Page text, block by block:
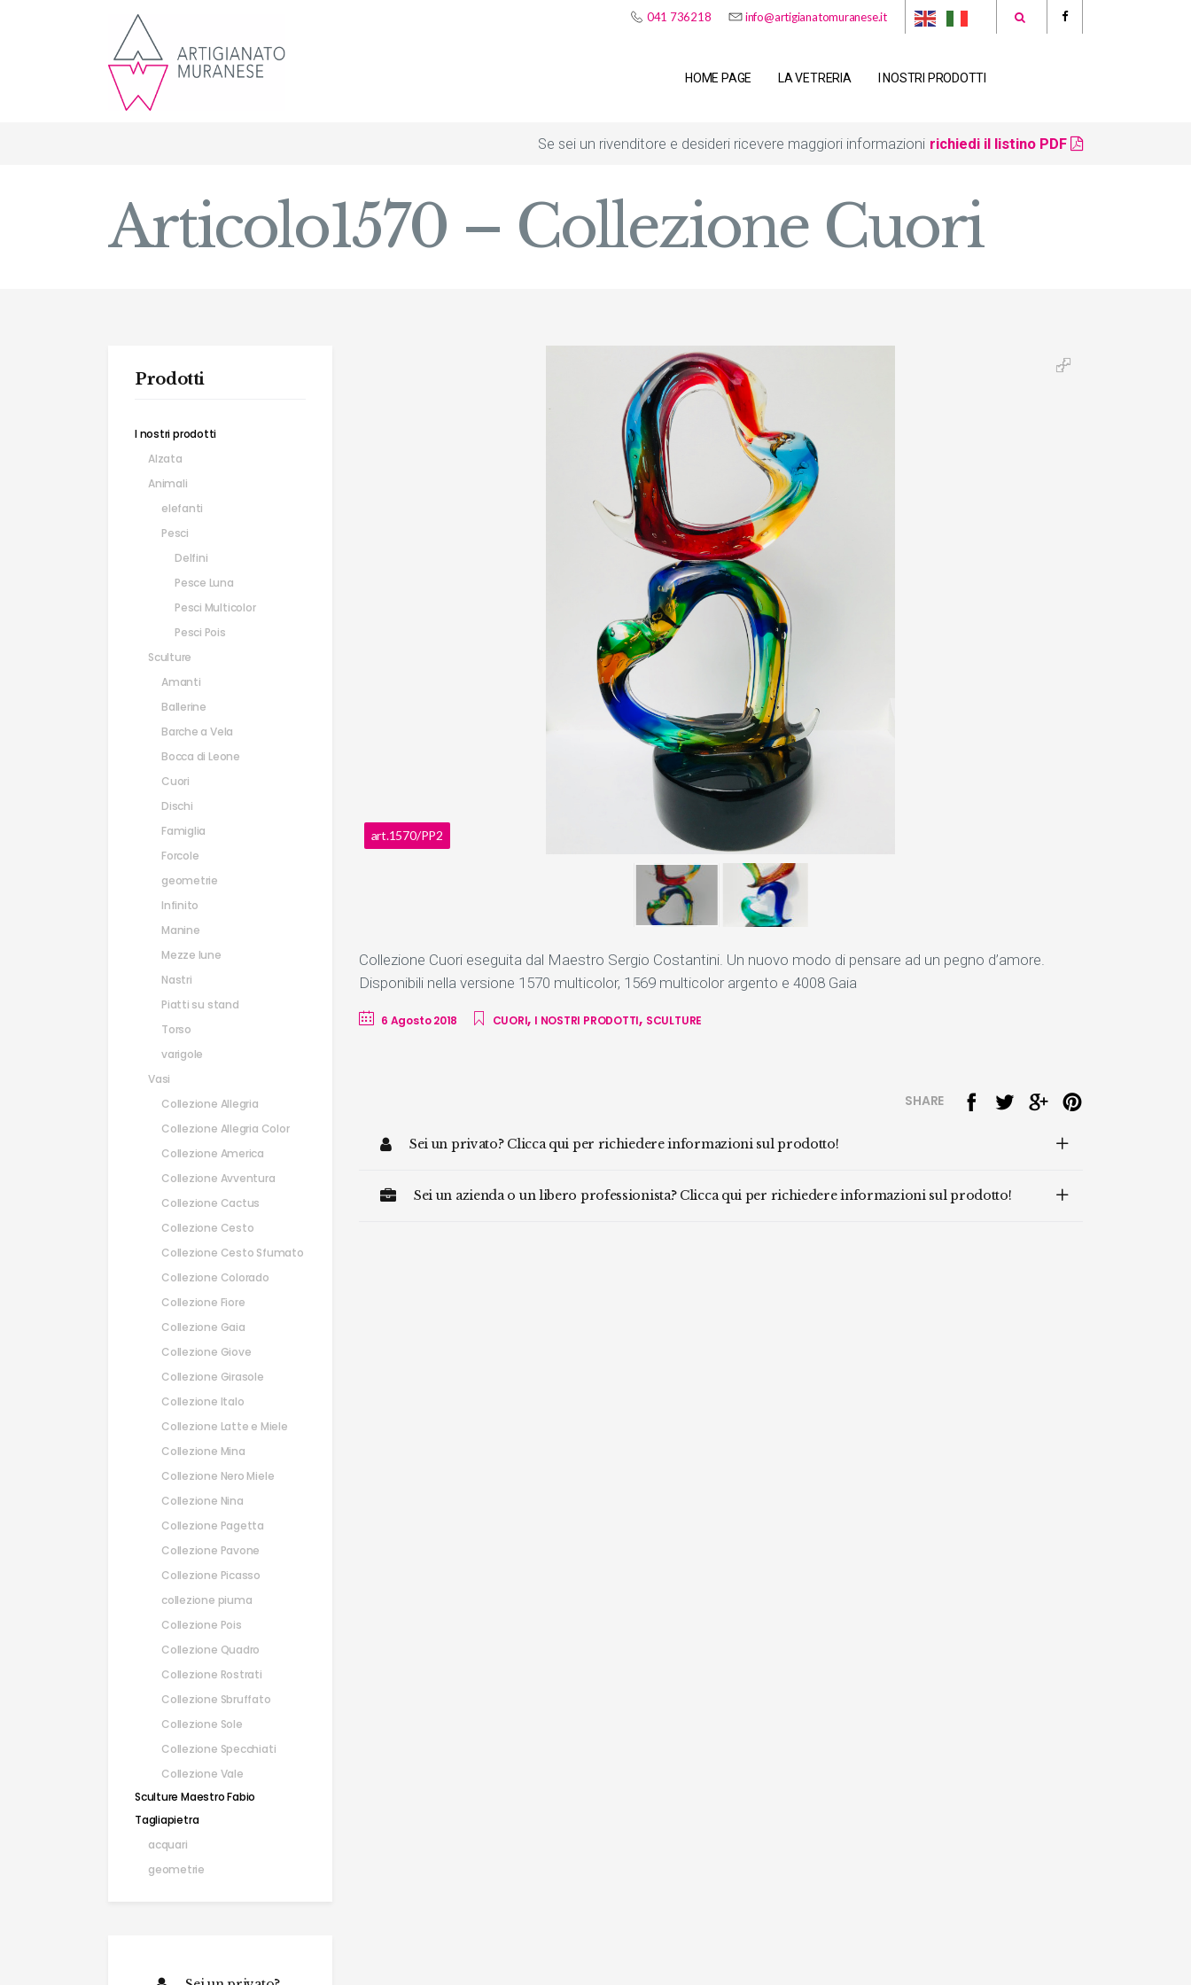
041 736218 info@artigianatomuranese.it
HOME PAGE LA VETRERIA I NOSTRI PRODOTTI
Se sei un rivenditore e desideri ricevere maggiori informazioni richiedi il listino PDF
Articolo1570 – Collezione Cuori
art.1570/PP2
Collezione Cuori eseguita dal Maestro Sergio Costantini. Un nuovo modo di pensare ad un pegno d’amore.
Disponibili nella versione 1570 multicolor, 1569 multicolor argento e 4008 Gaia
6 Agosto 2018 CUORI, I NOSTRI PRODOTTI, SCULTURE
SHARE
Sei un privato? Clicca qui per richiedere informazioni sul prodotto!
Sei un azienda o un libero professionista? Clicca qui per richiedere informazioni sul prodotto!
Prodotti
I nostri prodotti
Alzata
Animali
elefanti
Pesci
Delfini
Pesce Luna
Pesci Multicolor
Pesci Pois
Sculture
Amanti
Ballerine
Barche a Vela
Bocca di Leone
Cuori
Dischi
Famiglia
Forcole
geometrie
Infinito
Manine
Mezze lune
Nastri
Piatti su stand
Torso
varigole
Vasi
Collezione Allegria
Collezione Allegria Color
Collezione America
Collezione Avventura
Collezione Cactus
Collezione Cesto
Collezione Cesto Sfumato
Collezione Colorado
Collezione Fiore
Collezione Gaia
Collezione Giove
Collezione Girasole
Collezione Italo
Collezione Latte e Miele
Collezione Mina
Collezione Nero Miele
Collezione Nina
Collezione Pagetta
Collezione Pavone
Collezione Picasso
collezione piuma
Collezione Pois
Collezione Quadro
Collezione Rostrati
Collezione Sbruffato
Collezione Sole
Collezione Specchiati
Collezione Vale
Sculture Maestro Fabio
Tagliapietra
acquari
geometrie